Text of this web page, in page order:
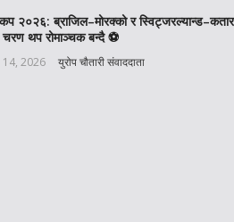
२०२६: ब्राजिल–मोरक्को र
थप रोमाञ्चक बन्दै ⚽️
14, 2026 युरोप चौतारी संवाददाता